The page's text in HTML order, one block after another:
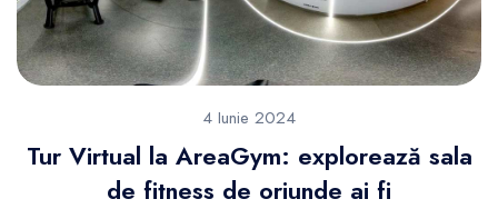
4 Iunie 2024
Tur Virtual la AreaGym: explorează sala
de fitness de oriunde ai fi